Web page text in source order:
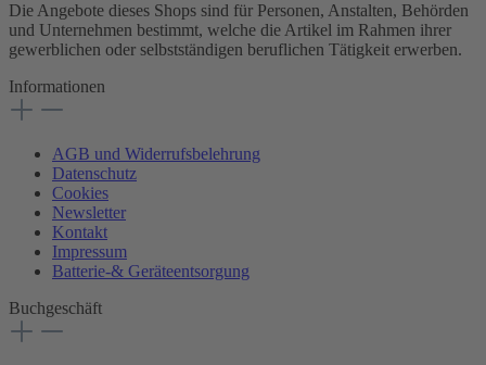
Die Angebote dieses Shops sind für Personen, Anstalten, Behörden
und Unternehmen bestimmt, welche die Artikel im Rahmen ihrer
gewerblichen oder selbstständigen beruflichen Tätigkeit erwerben.
Informationen
AGB und Widerrufsbelehrung
Datenschutz
Cookies
Newsletter
Kontakt
Impressum
Batterie-& Geräteentsorgung
Buchgeschäft